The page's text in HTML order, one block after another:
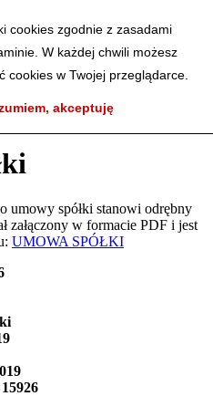
cookies zgodnie z zasadami
W każdej chwili możesz
cookies w Twojej przeglądarce.
akceptuję
umowy spółki stanowi odrębny
załączony w formacie PDF i jest
UMOWA SPÓŁKI
15926